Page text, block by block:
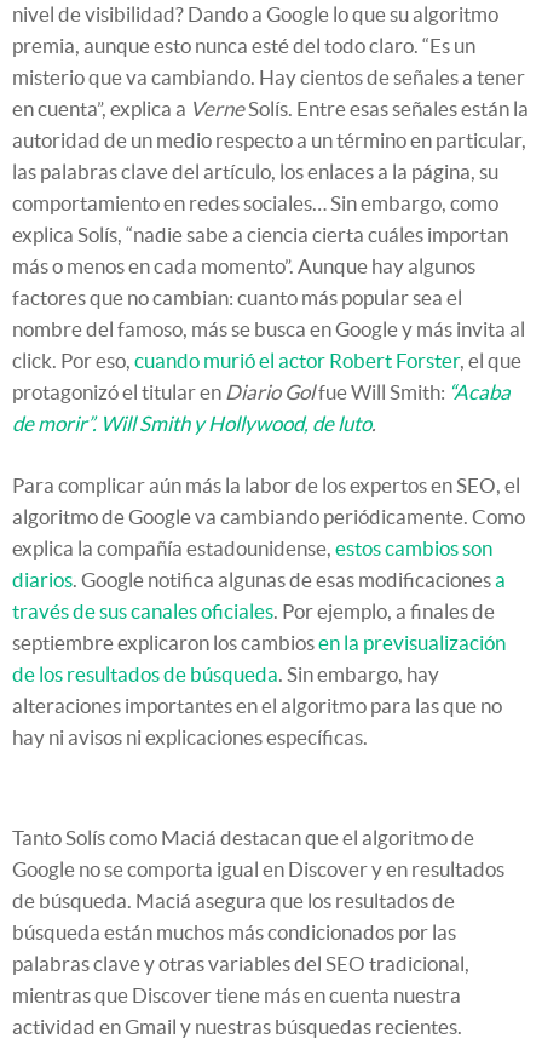
nivel de visibilidad? Dando a Google lo que su algoritmo
premia, aunque esto nunca esté del todo claro. “Es un
misterio que va cambiando. Hay cientos de señales a tener
en cuenta”, explica a VerneSolís. Entre esas señales están la
autoridad de un medio respecto a un término en particular,
las palabras clave del artículo, los enlaces a la página, su
comportamiento en redes sociales… Sin embargo, como
explica Solís, “nadie sabe a ciencia cierta cuáles importan
más o menos en cada momento”. Aunque hay algunos
factores que no cambian: cuanto más popular sea el
nombre del famoso, más se busca en Google y más invita al
click. Por eso, cuando murió el actor Robert Forster, el que
protagonizó el titular en Diario Golfue Will Smith: “Acaba
de morir”. Will Smith y Hollywood, de luto.
Para complicar aún más la labor de los expertos en SEO, el
algoritmo de Google va cambiando periódicamente. Como
explica la compañía estadounidense, estos cambios son
diarios. Google notifica algunas de esas modificacionesa
través de sus canales oficiales. Por ejemplo, a finales de
septiembre explicaron los cambiosen la previsualización
de los resultados de búsqueda. Sin embargo, hay
alteraciones importantes en el algoritmo para las que no
hay ni avisos ni explicaciones específicas.
Tanto Solís como Maciá destacan que el algoritmo de
Google no se comporta igual en Discover y en resultados
de búsqueda. Maciá asegura que los resultados de
búsqueda están muchos más condicionados por las
palabras clave y otras variables del SEO tradicional,
mientras que Discover tiene más en cuenta nuestra
actividad en Gmail y nuestras búsquedas recientes.